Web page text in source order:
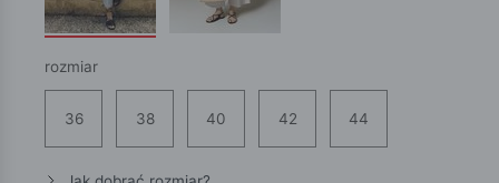
rozmiar
36 38 40 42 44